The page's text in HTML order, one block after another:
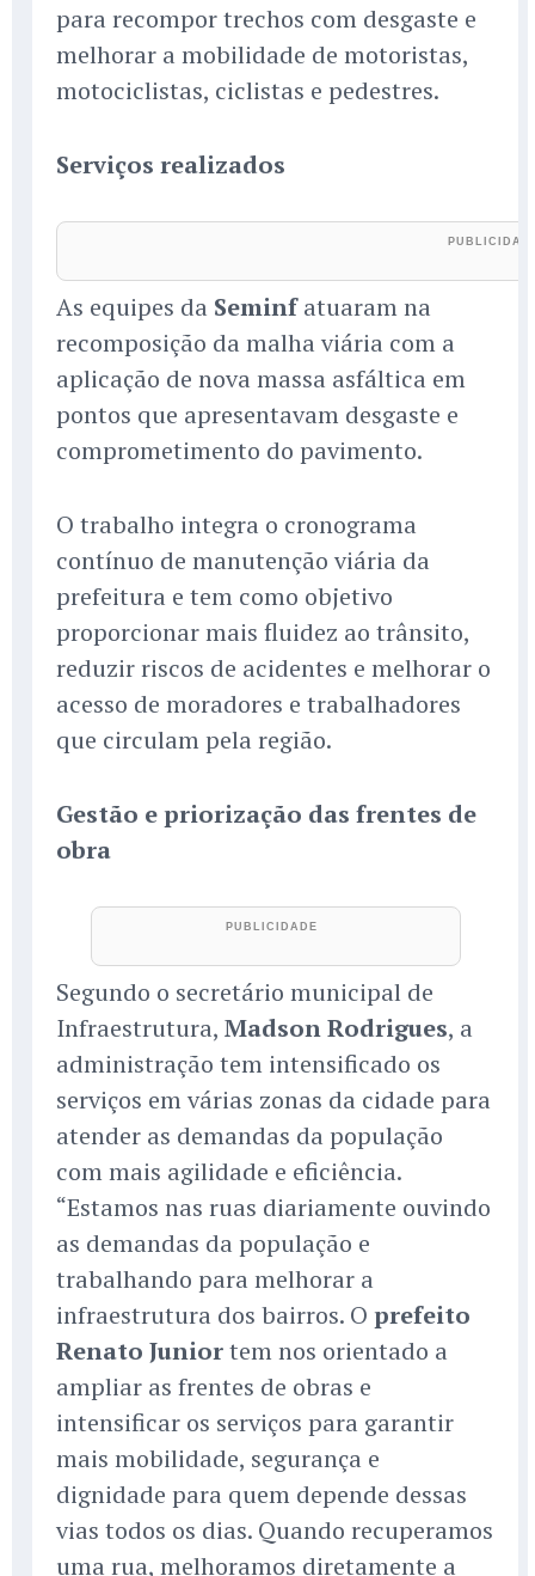
para recompor trechos com desgaste e
melhorar a mobilidade de motoristas,
motociclistas, ciclistas e pedestres.
Serviços realizados
As equipes da Seminfatuaram na
recomposição da malha viária com a
aplicação de nova massa asfáltica em
pontos que apresentavam desgaste e
comprometimento do pavimento.
O trabalho integra o cronograma
contínuo de manutenção viária da
prefeitura e tem como objetivo
proporcionar mais fluidez ao trânsito,
reduzir riscos de acidentes e melhorar o
acesso de moradores e trabalhadores
que circulam pela região.
Gestão e priorização das frentes de
obra
Segundo o secretário municipal de
Infraestrutura, Madson Rodrigues, a
administração tem intensificado os
serviços em várias zonas da cidade para
atender as demandas da população
com mais agilidade e eficiência.
“Estamos nas ruas diariamente ouvindo
as demandas da população e
trabalhando para melhorar a
infraestrutura dos bairros. O prefeito
Renato Juniortem nos orientado a
ampliar as frentes de obras e
intensificar os serviços para garantir
mais mobilidade, segurança e
dignidade para quem depende dessas
vias todos os dias. Quando recuperamos
uma rua, melhoramos diretamente a